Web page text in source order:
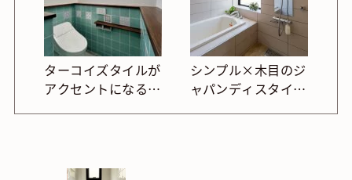
ターコイズタイルが
アクセントになる、
シンプル×木目のジ
ャパンディスタイル